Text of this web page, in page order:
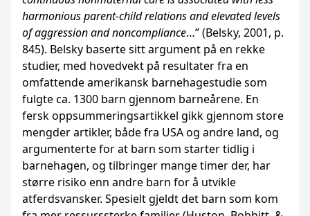
harmonious parent-child relations and elevated levels
of aggression and noncompliance…” (Belsky, 2001, p.
845). Belsky baserte sitt argument på en rekke
studier, med hovedvekt på resultater fra en
omfattende amerikansk barnehagestudie som
fulgte ca. 1300 barn gjennom barneårene. En
fersk oppsummeringsartikkel gikk gjennom store
mengder artikler, både fra USA og andre land, og
argumenterte for at barn som starter tidlig i
barnehagen, og tilbringer mange timer der, har
større risiko enn andre barn for å utvikle
atferdsvansker. Spesielt gjeldt det barn som kom